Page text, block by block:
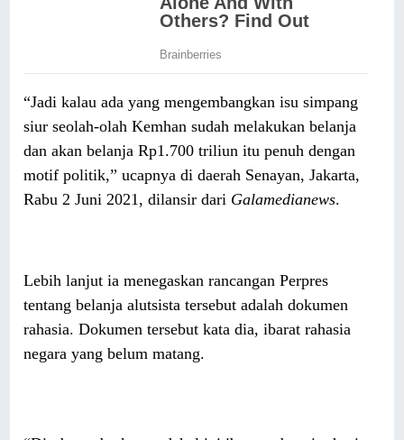
“Jadi kalau ada yang mengembangkan isu simpang
siur seolah-olah Kemhan sudah melakukan belanja
dan akan belanja Rp1.700 triliun itu penuh dengan
motif politik,” ucapnya di daerah Senayan, Jakarta,
Rabu 2 Juni 2021, dilansir dari Galamedianews.
Lebih lanjut ia menegaskan rancangan Perpres
tentang belanja alutsista tersebut adalah dokumen
rahasia. Dokumen tersebut kata dia, ibarat rahasia
negara yang belum matang.